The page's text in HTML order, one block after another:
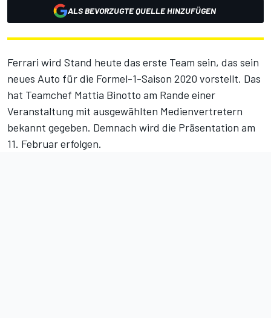
ALS BEVORZUGTE QUELLE HINZUFÜGEN
Ferrari wird Stand heute das erste Team sein, das sein
neues Auto für die Formel-1-Saison 2020 vorstellt. Das
hat Teamchef Mattia Binotto am Rande einer
Veranstaltung mit ausgewählten Medienvertretern
bekannt gegeben. Demnach wird die Präsentation am
11. Februar erfolgen.